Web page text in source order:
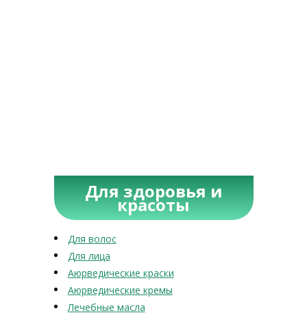
Для здоровья и
красоты
Для волос
Для лица
Аюрведические краски
Аюрведические кремы
Лечебные масла